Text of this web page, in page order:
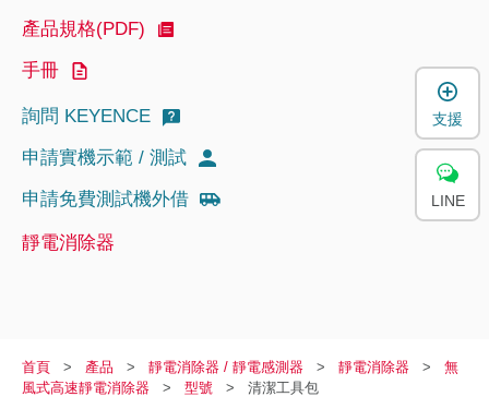
產品規格(PDF)
手冊
詢問 KEYENCE
申請實機示範 / 測試
申請免費測試機外借
靜電消除器
首頁 產品 靜電消除器 / 靜電感測器 靜電消除器
無
風式高速靜電消除器
型號 清潔工具包
支援
LINE